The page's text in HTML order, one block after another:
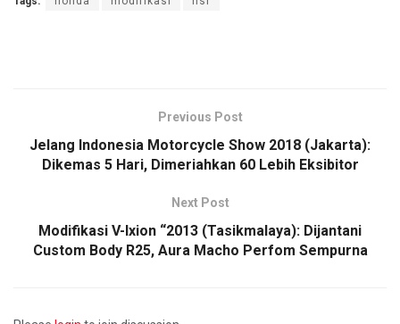
Previous Post
Jelang Indonesia Motorcycle Show 2018 (Jakarta):
Dikemas 5 Hari, Dimeriahkan 60 Lebih Eksibitor
Next Post
Modifikasi V-Ixion “2013 (Tasikmalaya): Dijantani
Custom Body R25, Aura Macho Perfom Sempurna